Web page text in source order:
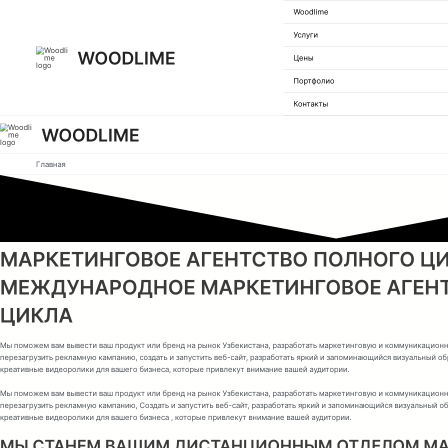
WOODLIME
Woodlime
Услуги
Цены
Портфолио
Контакты
WOODLIME
Главная
МАРКЕТИНГОВОЕ АГЕНТСТВО ПОЛНОГО
МЕЖДУНАРОДНОЕ МАРКЕТИНГОВОЕ
ЦИКЛА
Мы поможем вам вывести ваш продукт или бренд на рынок Узбекистана, разработать маркетинговую и
перезагрузить рекламную кампанию, создать и запустить веб-сайт, разработать яркий и запоминающийся
креативные видеоролики для вашего бизнеса, которые привлекут внимание вашей аудитории.
Мы поможем вам вывести ваш продукт или бренд на рынок Узбекистана, разработать маркетинговую и
перезагрузить рекламную кампанию, Создать и запустить веб-сайт, разработать яркий и запоминающийся
креативные видеоролики для вашего бизнеса , которые привлекут внимание вашей аудитории.